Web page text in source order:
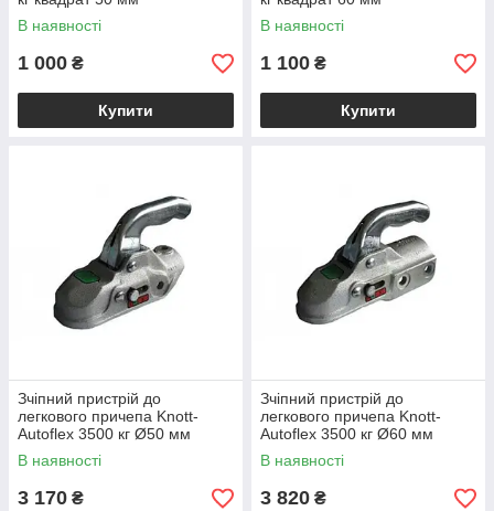
В наявності
1 000 ₴
Купити
В наявності
1 100 ₴
Купити
Зчіпний пристрій до
легкового причепа Knott-
Autoflex 3500 кг Ø50 мм
6E0018.004 кріплення 12 мм
В наявності
3 170 ₴
Зчіпний пристрій до
легкового причепа Knott-
Autoflex 3500 кг Ø60 мм
6E0077.002
В наявності
3 820 ₴